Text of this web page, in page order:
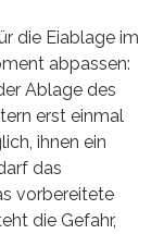
die Eiablage im
abpassen:
Ablage des
erst einmal
ihnen ein
das
vorbereitete
die Gefahr,